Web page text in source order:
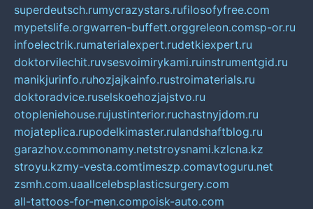
superdeutsch.rumycrazystars.rufilosofyfree.com
mypetslife.orgwarren-buffett.orggreleon.comsp-or.ru
infoelectrik.rumaterialexpert.rudetkiexpert.ru
doktorvilechit.ruvsesvoimirykami.ruinstrumentgid.ru
manikjurinfo.ruhozjajkainfo.rustroimaterials.ru
doktoradvice.ruselskoehozjajstvo.ru
otopleniehouse.rujustinterior.ruchastnyjdom.ru
mojateplica.rupodelkimaster.rulandshaftblog.ru
garazhov.commonamy.netstroysnami.kzlcna.kz
stroyu.kzmy-vesta.comtimeszp.comavtoguru.net
zsmh.com.uaallcelebsplasticsurgery.com
all-tattoos-for-men.compoisk-auto.com